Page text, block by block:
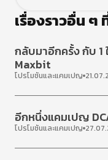
เรื่องราวอื่น ๆ
กลับมาอีกครั้ง กับ
Maxbit
โปรโมชันและแคมเปญ
อีกหนึ่งแคมเปญ
โปรโมชันและแคมเปญ